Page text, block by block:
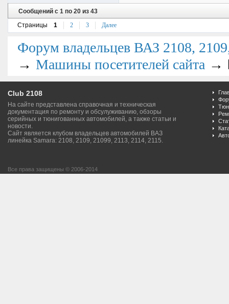
Сообщений с 1 по 20 из 43
Страницы
1 2 3 Далее
Форум владельцев ВАЗ 2108,
→ Машины посетителей сайта →
Club 2108
На сайте представлена справочная и техническая
документация по ремонту и обсулуживанию, обзоры
серийных и тюнигованных автомобилей, а также статьи и
новости.
Сайт является клубом владельцев автомобилей ВАЗ
линейка Samara: 2108, 2109, 21099, 2113, 2114, 2115.
Все права защищены © 2006-2014